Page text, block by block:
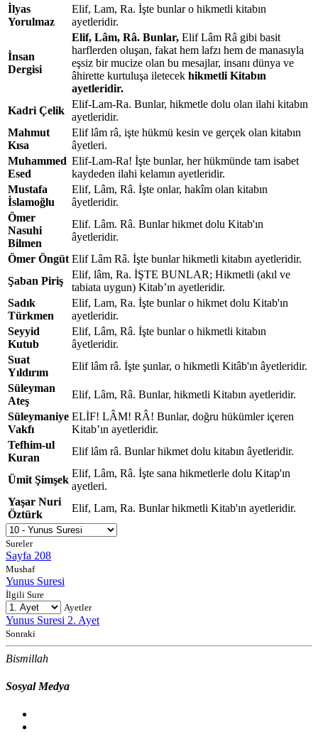
İlyas
Yorulmaz
Elif, Lam, Ra. İşte bunlar o hikmetli kitabın
ayetleridir.
İnsan
Dergisi
Elif, Lâm, Râ. Bunlar, Elif Lâm Râ gibi basit
harflerden oluşan, fakat hem lafzı hem de manasıyla
eşsiz bir mucize olan bu mesajlar, insanı dünya ve
âhirette kurtuluşa iletecek hikmetli Kitabın
ayetleridir.
Kadri Çelik
Elif-Lam-Ra. Bunlar, hikmetle dolu olan ilahi kitabın
ayetleridir.
Mahmut
Kısa
Elif lâm râ, işte hükmü kesin ve gerçek olan kitabın
âyetleri.
Muhammed
Esed
Elif-Lam-Ra! İşte bunlar, her hükmünde tam isabet
kaydeden ilahi kelamın ayetleridir.
Mustafa
İslamoğlu
Elif, Lâm, Râ. İşte onlar, hakîm olan kitabın
âyetleridir.
Ömer
Nasuhi
Bilmen
Elif. Lâm. Râ. Bunlar hikmet dolu Kitab'ın
âyetleridir.
Ömer Öngüt Elif Lâm Râ. İşte bunlar hikmetli kitabın ayetleridir.
Şaban Piriş
Elif, lâm, Ra. İŞTE BUNLAR; Hikmetli (akıl ve
tabiata uygun) Kitab’ın ayetleridir.
Sadık
Türkmen
Elif, Lam, Ra. İşte bunlar o hikmet dolu Kitab'ın
ayetleridir.
Seyyid
Kutub
Elif, Lâm, Râ. İşte bunlar o hikmetli kitabın
âyetleridir.
Suat
Yıldırım
Elif lâm râ. İşte şunlar, o hikmetli Kitâb'ın âyetleridir.
Süleyman
Ateş
Elif, Lâm, Râ. Bunlar, hikmetli Kitabın ayetleridir.
Süleymaniye
Vakfı
ELİF! LÂM! RÂ! Bunlar, doğru hükümler içeren
Kitab’ın ayetleridir.
Tefhim-ul
Kuran
Elif lâm râ. Bunlar hikmet dolu kitabın âyetleridir.
Ümit Şimşek
Elif, Lâm, Râ. İşte sana hikmetlerle dolu Kitap'ın
ayetleri.
Yaşar Nuri
Öztürk
Elif, Lam, Ra. Bunlar hikmetli Kitab'ın ayetleridir.
Sureler
Sayfa 208
Mushaf
Yunus Suresi
İlgili Sure
Ayetler
Yunus Suresi 2. Ayet
Sonraki
Bismillah
Sosyal Medya